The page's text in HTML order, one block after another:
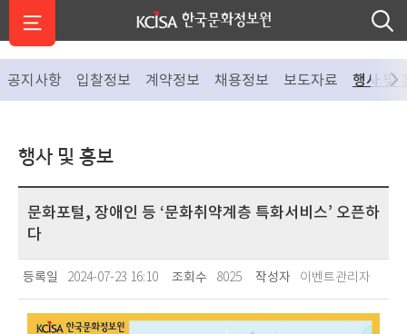
공지사항 입찰정보 계약정보 채용정보 보도자료 행사 및
행사 및 홍보
문화포털, 장애인 등 ‘문화취약계층 특화서비스’ 오픈하
다
등록일 2024-07-23 16:10 조회수 8025 작성자 이벤트관리자